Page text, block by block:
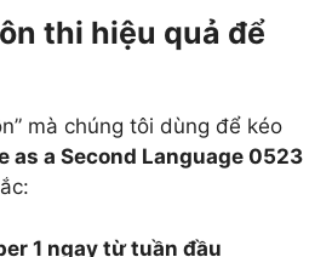
thi hiệu quả để
mà chúng tôi dùng để kéo
as a Second Language 0523
1 ngay từ tuần đầu